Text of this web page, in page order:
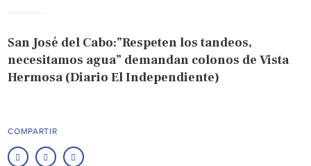
San José del Cabo:”Respeten los tandeos,
necesitamos agua” demandan colonos de Vista
Hermosa (Diario El Independiente)
COMPARTIR